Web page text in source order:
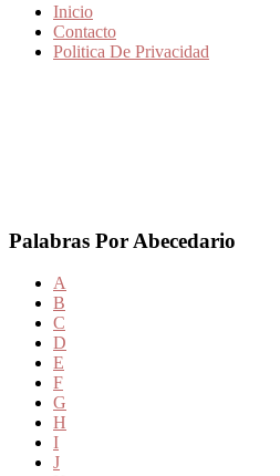
Inicio
Contacto
Politica De Privacidad
Palabras Por Abecedario
A
B
C
D
E
F
G
H
I
J